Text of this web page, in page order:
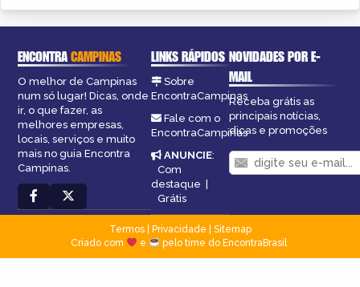
ENCONTRACAMPINAS
O melhor de Campinas
num só lugar! Dicas, onde
ir, o que fazer, as
melhores empresas,
locais, serviços e muito
mais no guia Encontra
Campinas.
LINKS RÁPIDOS
Sobre
EncontraCampinas
Fale com o
EncontraCampinas
ANUNCIE:
Com
destaque |
Grátis
NOVIDADES POR E-
MAIL
Receba grátis as
principais notícias,
dicas e promoções
Termos| Privacidade
Sitemap
Criado com
e pelo time do EncontraBrasil